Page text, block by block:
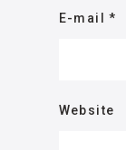
E-mail*
Website